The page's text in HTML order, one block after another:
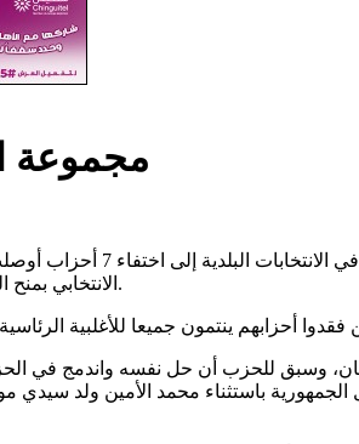
مجموعة
أدى مقرر وزير
الانتخابي بمنح النائب الذي يحل حزبه الحق في اختيار أحد الأحزاب القائمة والالتحاق بكتلته البرلمانية.
وسبق للحزب أن حل نفسه واندمج في
باستثناء محمد الأمين ولد